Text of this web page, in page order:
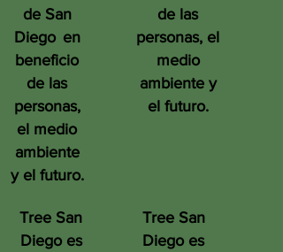
de San
Diego en
beneficio
de las
personas,
el medio
ambiente
y el futuro.
Tree San
Diego es
de las
personas, el
medio
ambiente y
el futuro.
Tree San
Diego es